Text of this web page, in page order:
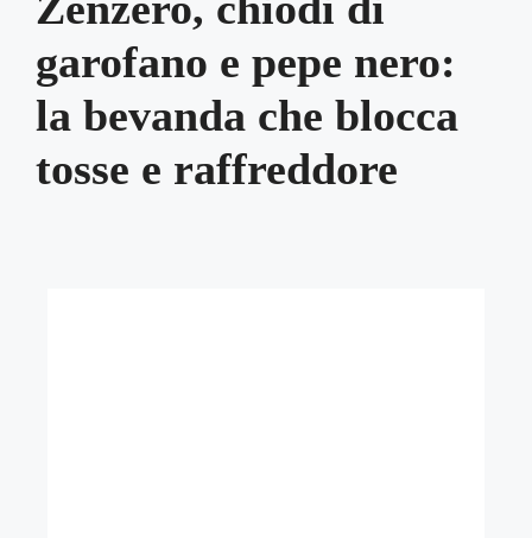
garofano e pepe nero:
la bevanda che blocca
tosse e raffreddore